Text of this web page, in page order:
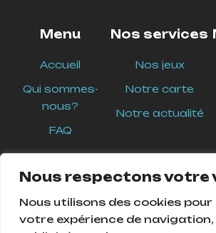
Nous respectons votre
Nous utilisons des cookies pour
votre expérience de
Menu
Accueil
Qui sommes-
nous?
FAQ
Nos services
Nos jeux
Notre carte
Notre actualité